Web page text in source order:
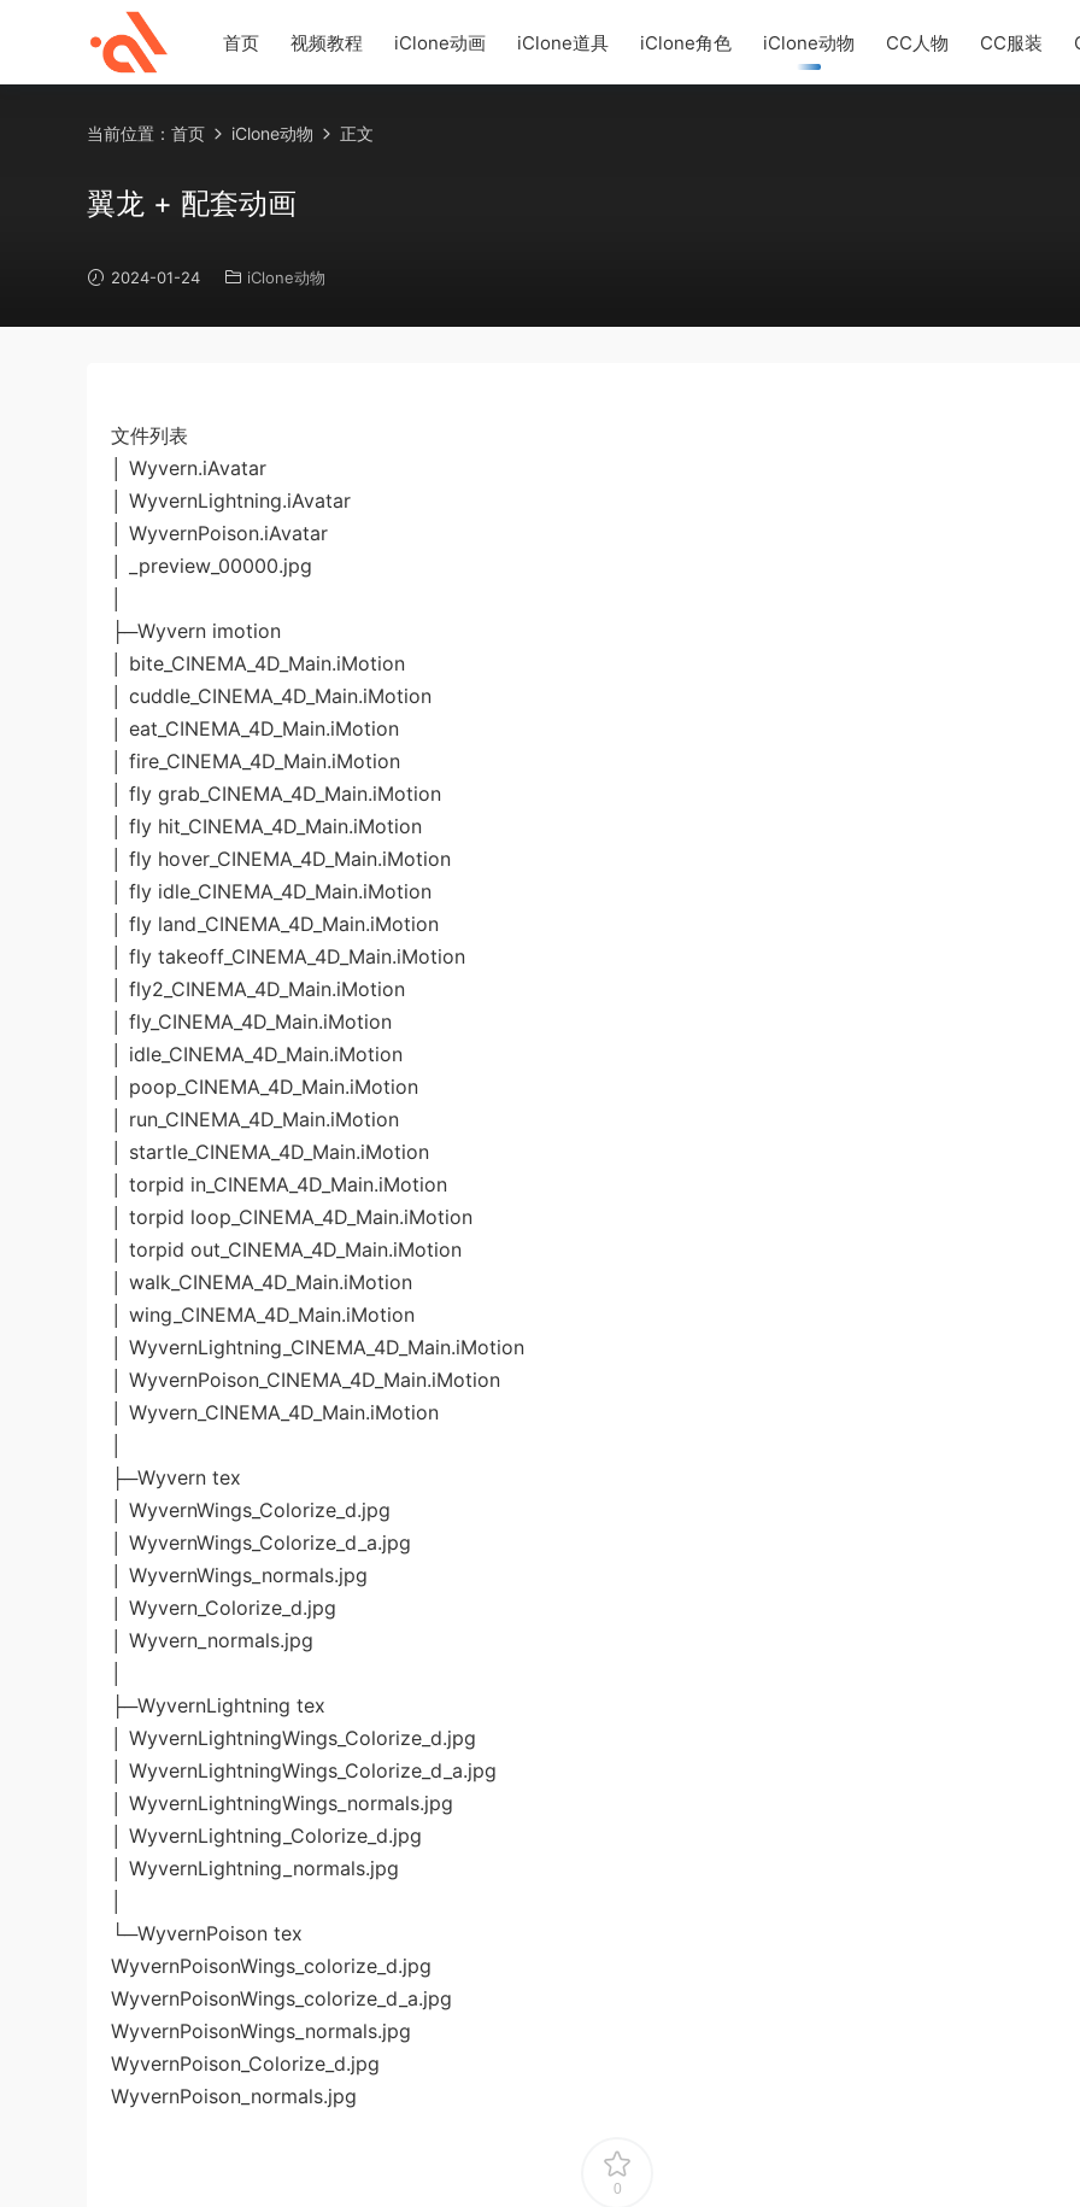
首页 视频教程 iClone动画 iClone道具 iClone角色 iClone动物 CC人物 CC服装
当前位置： 首页 iClone动物 正文
翼龙 + 配套动画
2024-01-24 iClone动物
文件列表
│ Wyvern.iAvatar
│ WyvernLightning.iAvatar
│ WyvernPoison.iAvatar
│ _preview_00000.jpg
├─Wyvern imotion
│ bite_CINEMA_4D_Main.iMotion
│ cuddle_CINEMA_4D_Main.iMotion
│ eat_CINEMA_4D_Main.iMotion
│ fire_CINEMA_4D_Main.iMotion
│ fly grab_CINEMA_4D_Main.iMotion
│ fly hit_CINEMA_4D_Main.iMotion
│ fly hover_CINEMA_4D_Main.iMotion
│ fly idle_CINEMA_4D_Main.iMotion
│ fly land_CINEMA_4D_Main.iMotion
│ fly takeoff_CINEMA_4D_Main.iMotion
│ fly2_CINEMA_4D_Main.iMotion
│ fly_CINEMA_4D_Main.iMotion
│ idle_CINEMA_4D_Main.iMotion
│ poop_CINEMA_4D_Main.iMotion
│ run_CINEMA_4D_Main.iMotion
│ startle_CINEMA_4D_Main.iMotion
│ torpid in_CINEMA_4D_Main.iMotion
│ torpid loop_CINEMA_4D_Main.iMotion
│ torpid out_CINEMA_4D_Main.iMotion
│ walk_CINEMA_4D_Main.iMotion
│ wing_CINEMA_4D_Main.iMotion
│ WyvernLightning_CINEMA_4D_Main.iMotion
│ WyvernPoison_CINEMA_4D_Main.iMotion
│ Wyvern_CINEMA_4D_Main.iMotion
├─Wyvern tex
│ WyvernWings_Colorize_d.jpg
│ WyvernWings_Colorize_d_a.jpg
│ WyvernWings_normals.jpg
│ Wyvern_Colorize_d.jpg
│ Wyvern_normals.jpg
├─WyvernLightning tex
│ WyvernLightningWings_Colorize_d.jpg
│ WyvernLightningWings_Colorize_d_a.jpg
│ WyvernLightningWings_normals.jpg
│ WyvernLightning_Colorize_d.jpg
│ WyvernLightning_normals.jpg
└─WyvernPoison tex
WyvernPoisonWings_colorize_d.jpg
WyvernPoisonWings_colorize_d_a.jpg
WyvernPoisonWings_normals.jpg
WyvernPoison_Colorize_d.jpg
WyvernPoison_normals.jpg
0